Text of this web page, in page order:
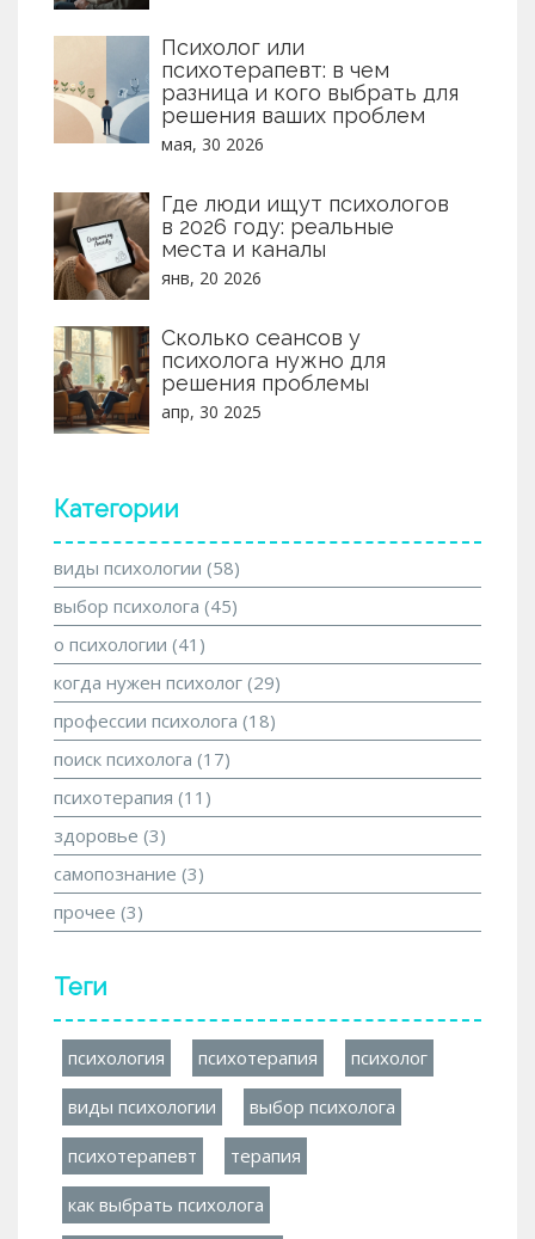
Психолог или
психотерапевт: в чем
разница и кого выбрать для
решения ваших проблем
мая, 30 2026
Где люди ищут психологов
в 2026 году: реальные
места и каналы
янв, 20 2026
Сколько сеансов у
психолога нужно для
решения проблемы
апр, 30 2025
Категории
виды психологии (58)
выбор психолога (45)
о психологии (41)
когда нужен психолог (29)
профессии психолога (18)
поиск психолога (17)
психотерапия (11)
здоровье (3)
самопознание (3)
прочее (3)
Теги
психология психотерапия психолог
виды психологии выбор психолога
психотерапевт терапия
как выбрать психолога